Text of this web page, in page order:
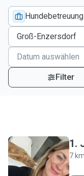
Hundebetreuung
Filter
J
1.
7 km